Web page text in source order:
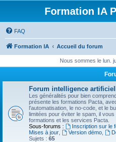
Formation IA
FAQ
Formation IA Accueil du forum
Nous sommes le lun.
Forum intelligence
Les généralités pour bien
présente les formations Pacta,
l'automatisation, le no-code, et le
limitées pour éviter le spam, il
formations et les services Pacta.
Sous-forums :
Inscription sur le
Mises à jour
Version démo,
Sujets : 65